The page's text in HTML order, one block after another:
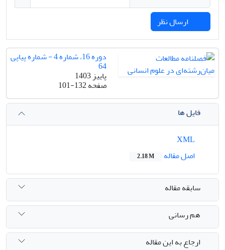
دوره 16، شماره 4 - شماره پیاپی
64
پاییز 1403
صفحه101-132
فایل ها
اصل مقاله
2.18 M
سابقه مقاله
هم رسانی
ارجاع به این مقاله